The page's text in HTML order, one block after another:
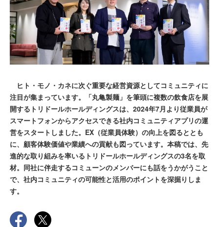
ヒト・モノ・カネに次ぐ重要な経営資源としてコミュニティに
注目が集まっています。「丸亀製麺」を筆頭に複数の飲食店を展
開するトリドールホールディングスは、2024年7月より従業員が
スマートフォンからアクセスできる社内コミュニティアプリの運
営をスタートしました。EX（従業員体験）の向上を図るととも
に、顧客体験価値や業績への貢献も図っています。本稿では、先
進的な取り組みを率いるトリドールホールディングスの3名を取
材。同社に伴走するコミューンのメンバーにも話をうかがうこと
で、社内コミュニティの可能性と活用のポイントを深掘りしま
す。